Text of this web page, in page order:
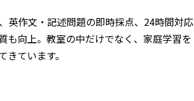
英作文・記述問題の即時採点、24時間対応
も向上。教室の中だけでなく、家庭学習を
ています。